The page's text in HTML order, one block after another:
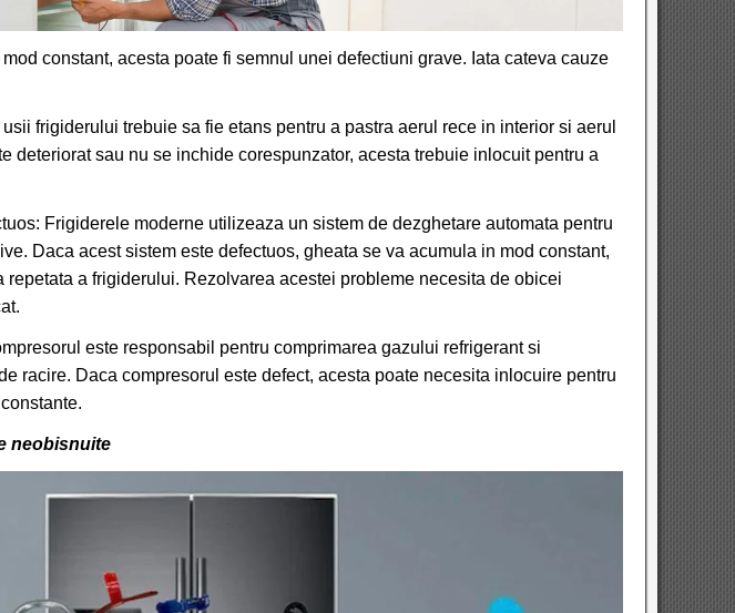
constant, acesta poate fi semnul unei defectiuni grave. Iata cateva cauze
frigiderului trebuie sa fie etans pentru a pastra aerul rece in interior si aerul
deteriorat sau nu se inchide corespunzator, acesta trebuie inlocuit pentru a
Frigiderele moderne utilizeaza un sistem de dezghetare automata pentru
Daca acest sistem este defectuos, gheata se va acumula in mod constant,
repetata a frigiderului. Rezolvarea acestei probleme necesita de obicei
este responsabil pentru comprimarea gazului refrigerant si
racire. Daca compresorul este defect, acesta poate necesita inlocuire pentru
neobisnuite